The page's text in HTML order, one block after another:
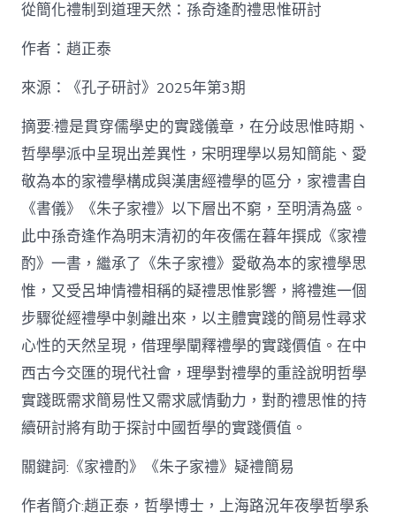
找
空
間】
從
簡
化
禮
制
到
道
理
天
然：
孫
奇
逢
酌
禮
思
中
從簡化禮制到道理天然：孫奇逢酌禮思惟研討
作者：趙正泰
來源：《孔子研討》2025年第3期
摘要:禮是貫穿儒學史的實踐儀章，在分歧思惟時期、
哲學學派中呈現出差異性，宋明理學以易知簡能、愛
敬為本的家禮學構成與漢唐經禮學的區分，家禮書自
《書儀》《朱子家禮》以下層出不窮，至明清為盛。
此中孫奇逢作為明末清初的年夜儒在暮年撰成《家禮
酌》一書，繼承了《朱子家禮》愛敬為本的家禮學思
惟，又受呂坤情禮相稱的疑禮思惟影響，將禮進一個
步驟從經禮學中剝離出來，以主體實踐的簡易性尋求
心性的天然呈現，借理學闡釋禮學的實踐價值。在中
西古今交匯的現代社會，理學對禮學的重詮說明哲學
實踐既需求簡易性又需求感情動力，對酌禮思惟的持
續研討將有助于探討中國哲學的實踐價值。
關鍵詞:《家禮酌》《朱子家禮》疑禮簡易
作者簡介:趙正泰，哲學博士，上海路況年夜學哲學系